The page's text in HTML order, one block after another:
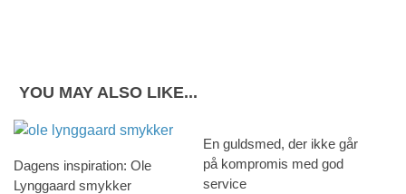
YOU MAY ALSO LIKE...
Dagens inspiration: Ole
Lynggaard smykker
En guldsmed, der ikke går
på kompromis med god
service